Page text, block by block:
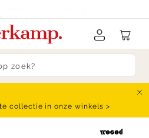
collectie in onze winkels >